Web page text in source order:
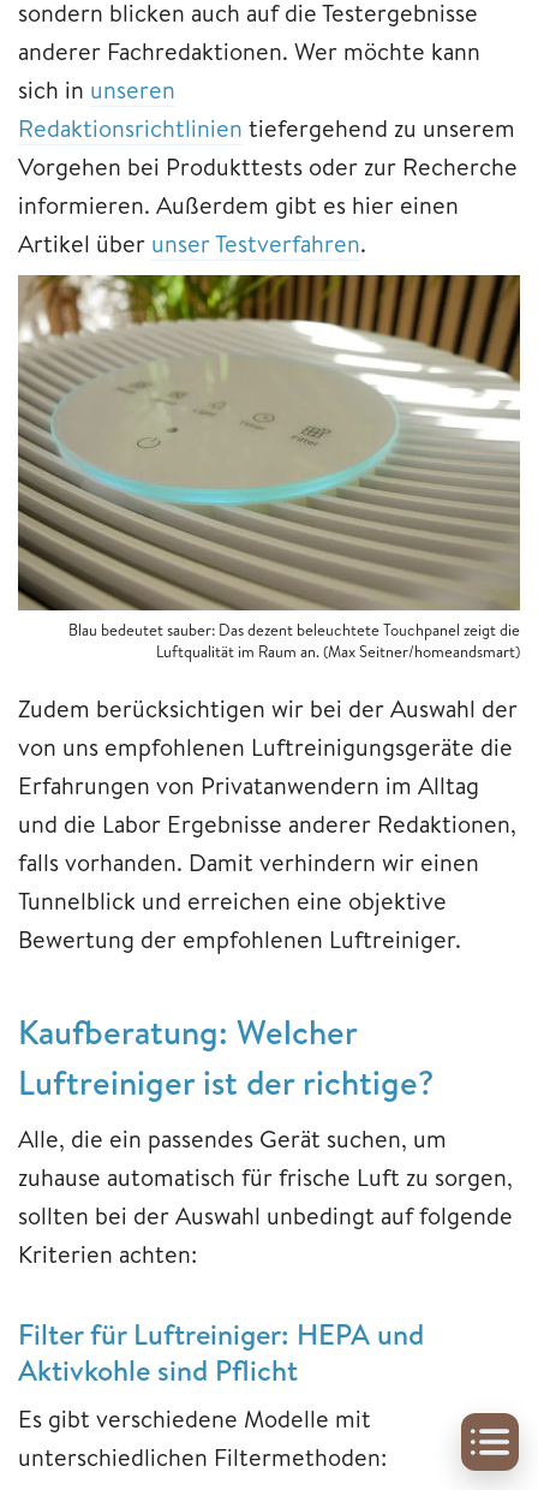
sondern blicken auch auf die Testergebnisse
anderer Fachredaktionen. Wer möchte kann
sich in unseren
Redaktionsrichtlinien tiefergehend zu unserem
Vorgehen bei Produkttests oder zur Recherche
informieren. Außerdem gibt es hier einen
Artikel über unser Testverfahren.
Blau bedeutet sauber: Das dezent beleuchtete Touchpanel zeigt die
Luftqualität im Raum an. (Max Seitner/homeandsmart)
Zudem berücksichtigen wir bei der Auswahl der
von uns empfohlenen Luftreinigungsgeräte die
Erfahrungen von Privatanwendern im Alltag
und die Labor Ergebnisse anderer Redaktionen,
falls vorhanden. Damit verhindern wir einen
Tunnelblick und erreichen eine objektive
Bewertung der empfohlenen Luftreiniger.
Kaufberatung: Welcher
Luftreiniger ist der richtige?
Alle, die ein passendes Gerät suchen, um
zuhause automatisch für frische Luft zu sorgen,
sollten bei der Auswahl unbedingt auf folgende
Kriterien achten:
Filter für Luftreiniger: HEPA und
Aktivkohle sind Pflicht
Es gibt verschiedene Modelle mit
unterschiedlichen Filtermethoden: